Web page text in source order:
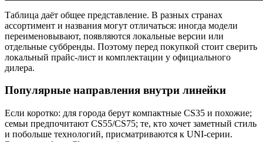
Таблица даёт общее представление. В разных странах
ассортимент и названия могут отличаться: иногда модели
переименовывают, появляются локальные версии или
отдельные суббренды. Поэтому перед покупкой стоит сверить
локальный прайс-лист и комплектации у официального
дилера.
Популярные направления внутри линейки
Если коротко: для города берут компактные CS35 и похожие;
семьи предпочитают CS55/CS75; те, кто хочет заметный стиль
и побольше технологий, присматриваются к UNI-серии.